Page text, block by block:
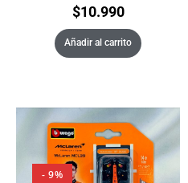
$10.990
Añadir al carrito
- 9%